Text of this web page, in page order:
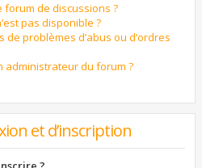
forum de discussions ?
pas disponible ?
problèmes d’abus ou d’ordres
administrateur du forum ?
et d’inscription